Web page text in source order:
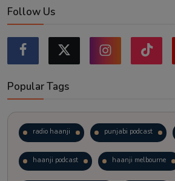
Follow Us
Popular Tags
radio haanji punjabi podcast
haanji podcast haanji melbourne